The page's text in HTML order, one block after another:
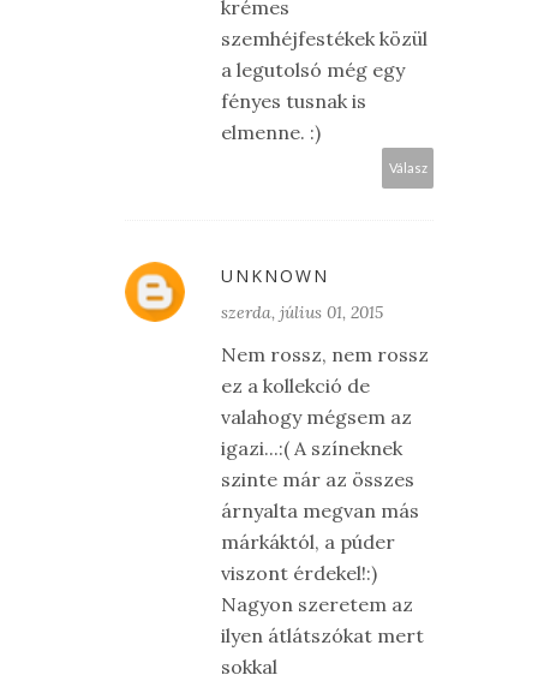
krémes
szemhéjfestékek közül
a legutolsó még egy
fényes tusnak is
elmenne. :)
Válasz
UNKNOWN
szerda, július 01, 2015
Nem rossz, nem rossz
ez a kollekció de
valahogy mégsem az
igazi...:( A színeknek
szinte már az összes
árnyalta megvan más
márkáktól, a púder
viszont érdekel!:)
Nagyon szeretem az
ilyen átlátszókat mert
sokkal